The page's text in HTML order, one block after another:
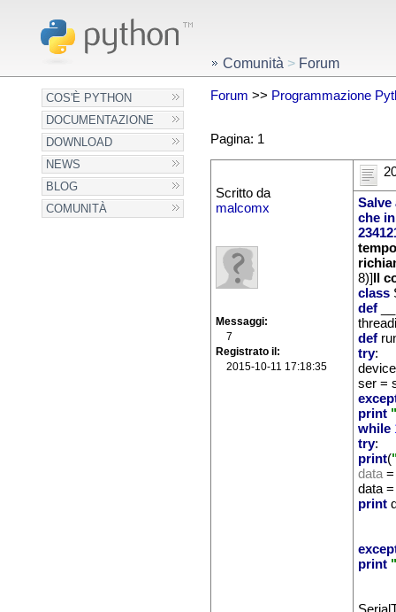
COS'È PYTHON
DOCUMENTAZIONE
DOWNLOAD
NEWS
BLOG
COMUNITÀ
Comunità > Forum
Forum >> Programmazione
Pagina: 1
Scritto da
malcomx
Messaggi
7
Registrato il
2015-10-11 17:18:35
Salve
che
23412
8)]
Il
class
def
def
try:
ser =
print
while
try:
print(
data
data
print
print